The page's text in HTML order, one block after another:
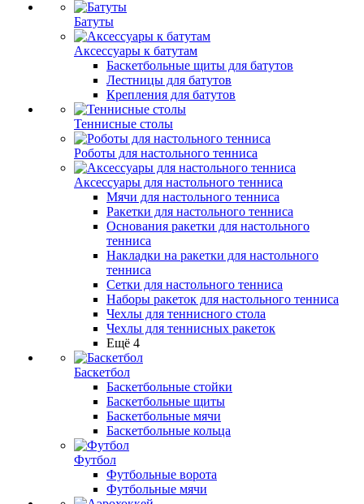
Батуты
Аксессуары к батутам
Баскетбольные щиты для батутов
Лестницы для батутов
Крепления для батутов
Теннисные столы
Роботы для настольного тенниса
Аксессуары для настольного тенниса
Мячи для настольного тенниса
Ракетки для настольного тенниса
Основания ракетки для настольного
тенниса
Накладки на ракетки для настольного
тенниса
Сетки для настольного тенниса
Наборы ракеток для настольного тенниса
Чехлы для теннисного стола
Чехлы для теннисных ракеток
Ещё 4
Баскетбол
Баскетбольные стойки
Баскетбольные щиты
Баскетбольные мячи
Баскетбольные кольца
Футбол
Футбольные ворота
Футбольные мячи